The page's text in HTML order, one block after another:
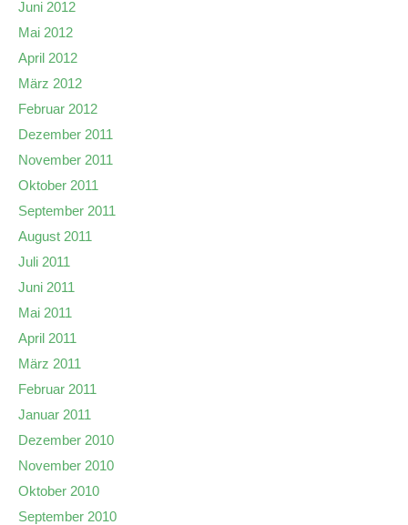
Juni 2012
Mai 2012
April 2012
März 2012
Februar 2012
Dezember 2011
November 2011
Oktober 2011
September 2011
August 2011
Juli 2011
Juni 2011
Mai 2011
April 2011
März 2011
Februar 2011
Januar 2011
Dezember 2010
November 2010
Oktober 2010
September 2010